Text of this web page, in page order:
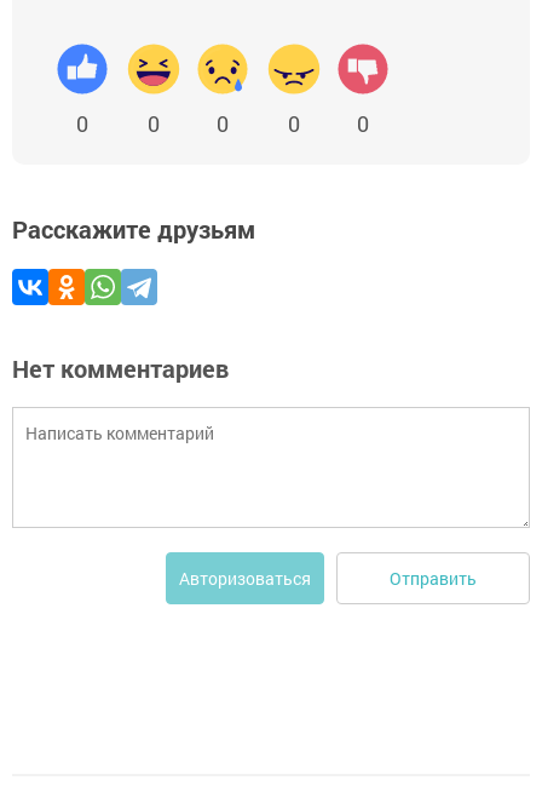
0 0 0 0 0
Расскажите друзьям
Нет комментариев
Авторизоваться Отправить